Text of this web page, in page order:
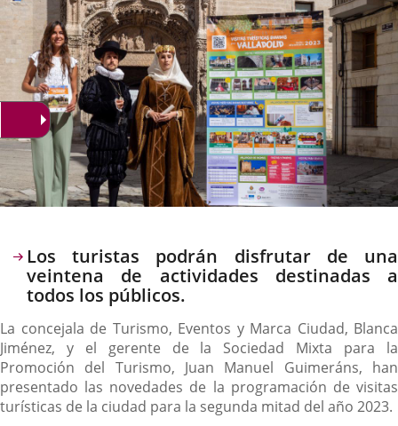
Descripción
Los turistas podrán disfrutar de una
veintena de actividades destinadas a
todos los públicos.
La concejala de Turismo, Eventos y Marca Ciudad, Blanca
Jiménez, y el gerente de la Sociedad Mixta para la
Promoción del Turismo, Juan Manuel Guimeráns, han
presentado las novedades de la programación de visitas
turísticas de la ciudad para la segunda mitad del año 2023.